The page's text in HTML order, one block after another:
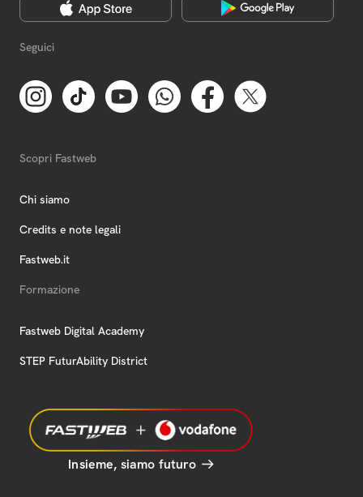
Seguici
Scopri Fastweb
Chi siamo
Credits e note legali
Fastweb.it
Formazione
Fastweb Digital Academy
STEP FuturAbility District
Insieme, siamo futuro